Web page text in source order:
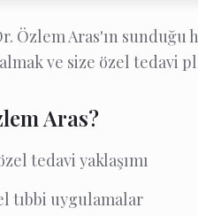
Özlem Aras'ın
ve size özel tedavi
Aras?
tedavi yaklaşımı
tıbbi uygulamalar